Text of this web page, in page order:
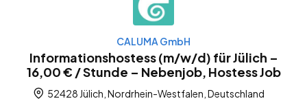
CALUMA GmbH
Informationshostess (m/w/d) für Jülich –
16,00 € / Stunde – Nebenjob, Hostess Job
52428 Jülich, Nordrhein-Westfalen, Deutschland